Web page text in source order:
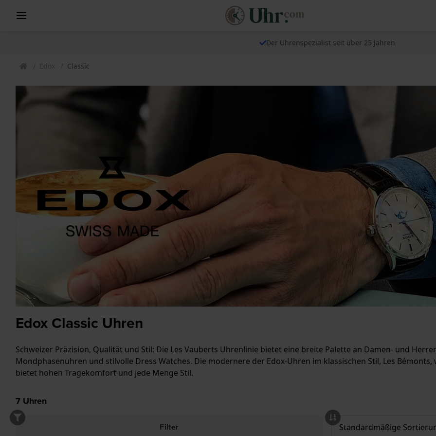
Der Uhrenspezialist seit über 25 Jahren
Edox Classic
Edox Classic Uhren
Schweizer Präzision, Qualität und Stil: Die Les Vauberts Uhrenlinie bietet eine breite Palette an Damen- und
Mondphasenuhren und stilvolle Dress Watches. Die modernere der Edox-Uhren im klassischen Stil, Les
bietet hohen Tragekomfort und jede Menge Stil.
7 Uhren
Filter